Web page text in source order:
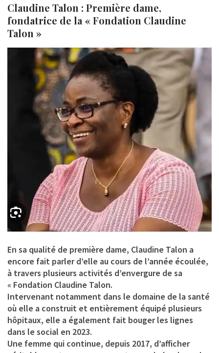
Claudine Talon : Première dame,
fondatrice de la « Fondation Claudine
Talon »
En sa qualité de première dame, Claudine Talon a
encore fait parler d’elle au cours de l’année écoulée,
à travers plusieurs activités d’envergure de sa
« Fondation Claudine Talon.
Intervenant notamment dans le domaine de la santé
où elle a construit et entièrement équipé plusieurs
hôpitaux, elle a également fait bouger les lignes
dans le social en 2023.
Une femme qui continue, depuis 2017, d’afficher